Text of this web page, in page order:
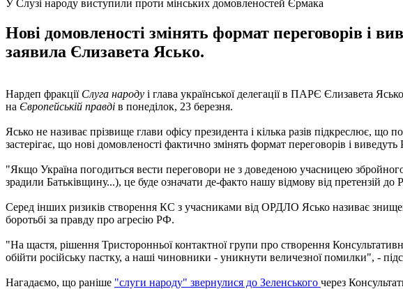
У Слузі народу виступили проти мінських домовленостей Єрмака
Нові домовленості змінять формат переговорів і
заявила Єлизавета Ясько.
Нардеп фракціїСлуга народу і глава української делегації в ПАРЄ Єлизавета Ясько
на Європейській правді в понеділок, 23 березня.
Ясько не називає прізвище глави офісу президента і кілька разів підкреслює,
застерігає, що нові домовленості фактично змінять формат переговорів і
"Якщо Україна погодиться вести переговори не з доведеною учасницею
зрадили Батьківщину...), це буде означати де-факто нашу відмову від претензій до
Серед інших ризиків створення КС з учасниками від ОРДЛО Ясько називає
боротьбі за правду про агресію РФ.
"На щастя, рішення Тристоронньої контактної групи про створення
обійти російську пастку, а наші чиновники - уникнути величезної помилки", -
Нагадаємо, що раніше "слуги народу" звернулися до Зеленського через